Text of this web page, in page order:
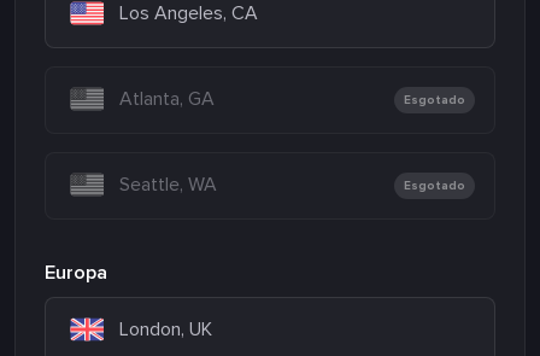
Los Angeles, CA
Atlanta, GA Esgotado
Seattle, WA Esgotado
Europa
London, UK